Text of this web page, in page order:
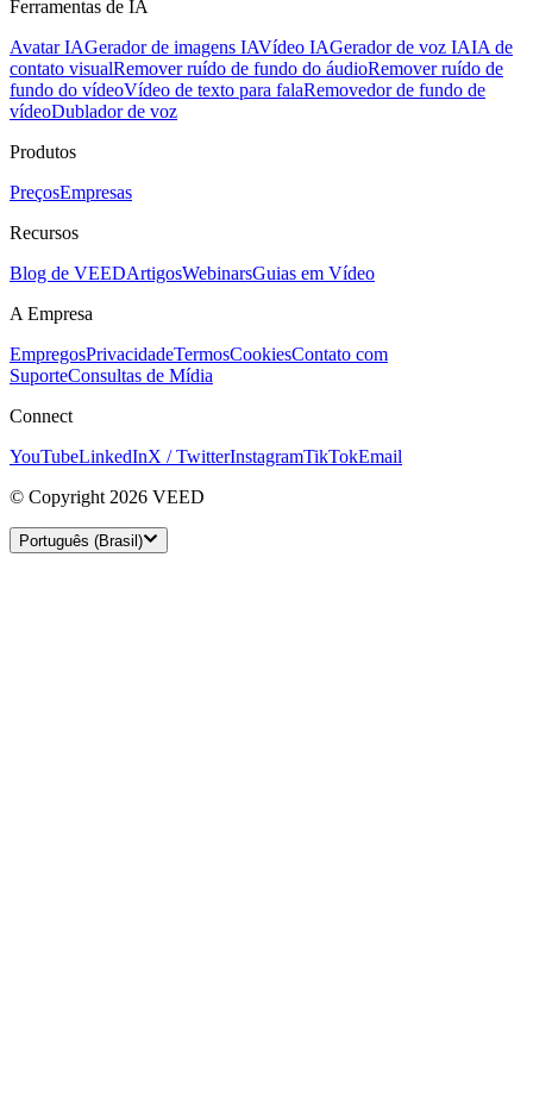
Ferramentas de IA
Avatar IAGerador de imagens IAVídeo IAGerador de voz IAIA de
contato visualRemover ruído de fundo do áudioRemover ruído de
fundo do vídeoVídeo de texto para falaRemovedor de fundo de
vídeoDublador de voz
Produtos
PreçosEmpresas
Recursos
Blog de VEEDArtigosWebinarsGuias em Vídeo
A Empresa
EmpregosPrivacidadeTermosCookiesContato com
SuporteConsultas de Mídia
Connect
YouTubeLinkedInX / TwitterInstagramTikTokEmail
© Copyright 2026 VEED
Português (Brasil)